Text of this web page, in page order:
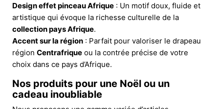
Design effet pinceau Afrique : Un motif doux, fluide et
artistique qui évoque la richesse culturelle de la
collection pays Afrique.
Accent sur la région : Parfait pour valoriser le drapeau
région Centrafrique ou la contrée précise de votre
choix dans ce pays d’Afrique.
Nos produits pour une Noël ou un
cadeau inoubliable